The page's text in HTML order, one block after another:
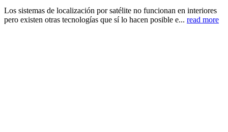
Los sistemas de localización por satélite no funcionan en interiores
pero existen otras tecnologías que sí lo hacen posible e... read more